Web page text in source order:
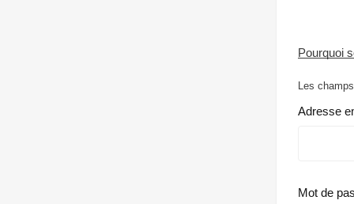
Pourquoi
Les
Adresse
Mot de